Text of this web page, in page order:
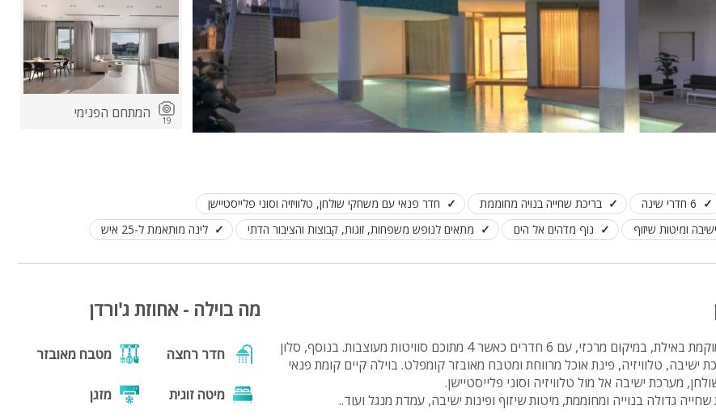
מקרן
קבוצות גדולות
בריכה מקורה
מטבח
משפחות
wifi
hot
מחירים
19 המתחם הפנימי
6 חדרי שינה בריכת שחייה בנויה מחוממת
חדר פנאי עם משחקי שולחן, טלוויזיה וסוני פלייסטיישן
ומיטות שיזוף
נוף מדהים אל הים מתאים לנופש משפחות, זוגות, קבוצות והציבור הדתי לינה מותאמת ל-25 איש
וילה יוקרתית ומפוארת הממוקמת באילת, במיקום מרכזי, עם 6 חדרים כאשר 4 מתוכם סוויטות מעוצבות. בנוסף, סלון
ישיבה, טלוויזיה, פינת אוכל מרווחת ומטבח מאובזר קומפלט. בוילה קיים קומת פנאי
מערכת ישיבה אל מול טלוויזיה וסוני פלייסטיישן.
גדולה בנוייה ומחוממת, מיטות שיזוף ופינות ישיבה, עמדת מנגל ועוד..
מה בוילה - אחוזת ג'ורדן
חדר רחצה מטבח מאובזר
מיטה זוגית מזגן